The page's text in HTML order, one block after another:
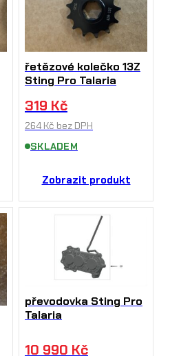
řetězové kolečko 13Z
Sting Pro Talaria
319 Kč
264 Kč bez DPH
SKLADEM
Zobrazit produkt
převodovka Sting Pro
Talaria
10 990 Kč